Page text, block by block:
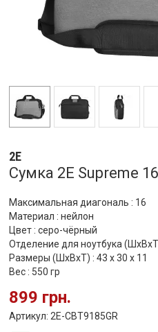
2E
Сумка 2E Supreme
Максимальная диагональ : 16
Материал : нейлон
Цвет : серо-чёрный
Отделение для ноутбука
Размеры (ШхВхТ) : 43 x 30 x 11
Вес : 550 гр
899 грн.
Артикул: 2E-CBT9185GR